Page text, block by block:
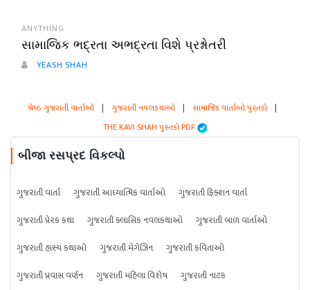
ANYTHING
સામાજિક ભદ્રતા અભદ્રતા વિશે પ્રશ્નોતરી
YEASH SHAH
શ્રેષ્ઠ ગુજરાતી વાર્તાઓ | ગુજરાતી નવલકથાઓ | સામાજિક વાર્તાઓ પુસ્તકો |
THE KAVI SHAH પુસ્તકો PDF
બીજા રસપ્રદ વિકલ્પો
ગુજરાતી વાર્તા ગુજરાતી આધ્યાત્મિક વાર્તાઓ
ગુજરાતી ફિક્શન વાર્તા
ગુજરાતી પ્રેરક કથા
ગુજરાતી ક્લાસિક નવલકથાઓ
ગુજરાતી બાળ વાર્તાઓ
ગુજરાતી હાસ્ય કથાઓ
ગુજરાતી મેગેઝિન
ગુજરાતી કવિતાઓ
ગુજરાતી પ્રવાસ વર્ણન
ગુજરાતી મહિલા વિશેષ
ગુજરાતી નાટક